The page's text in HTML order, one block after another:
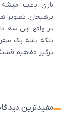
بازی باعث
پرهیجان. تصویر
در واقع این سه
بلکه بشه یک
درگیر مفاهیم
مفیدترین